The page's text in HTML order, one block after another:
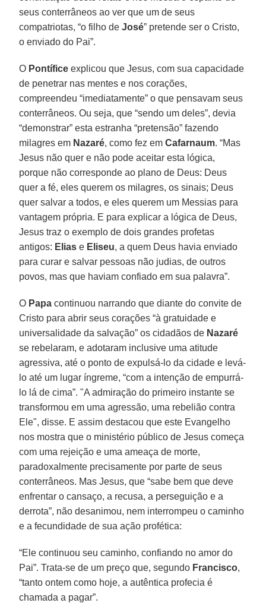
seus conterrâneos ao ver que um de seus
compatriotas, “o filho deJosé” pretende ser o Cristo,
o enviado do Pai”.
O Pontífice explicou que Jesus, com sua capacidade
de penetrar nas mentes e nos corações,
compreendeu “imediatamente” o que pensavam seus
conterrâneos. Ou seja, que “sendo um deles”, devia
“demonstrar” esta estranha “pretensão” fazendo
milagres em Nazaré, como fez emCafarnaum. “Mas
Jesus não quer e não pode aceitar esta lógica,
porque não corresponde ao plano de Deus: Deus
quer a fé, eles querem os milagres, os sinais; Deus
quer salvar a todos, e eles querem um Messias para
vantagem própria. E para explicar a lógica de Deus,
Jesus traz o exemplo de dois grandes profetas
antigos: Elias e Eliseu, a quem Deus havia enviado
para curar e salvar pessoas não judias, de outros
povos, mas que haviam confiado em sua palavra”.
O Papa continuou narrando que diante do convite de
Cristo para abrir seus corações “à gratuidade e
universalidade da salvação” os cidadãos de Nazaré
se rebelaram, e adotaram inclusive uma atitude
agressiva, até o ponto de expulsá-lo da cidade e levá-
lo até um lugar íngreme, “com a intenção de empurrá-
lo lá de cima”. "A admiração do primeiro instante se
transformou em uma agressão, uma rebelião contra
Ele", disse. E assim destacou que este Evangelho
nos mostra que o ministério público de Jesus começa
com uma rejeição e uma ameaça de morte,
paradoxalmente precisamente por parte de seus
conterrâneos. Mas Jesus, que “sabe bem que deve
enfrentar o cansaço, a recusa, a perseguição e a
derrota”, não desanimou, nem interrompeu o caminho
e a fecundidade de sua ação profética:
“Ele continuou seu caminho, confiando no amor do
Pai”. Trata-se de um preço que, segundo Francisco,
“tanto ontem como hoje, a autêntica profecia é
chamada a pagar”.